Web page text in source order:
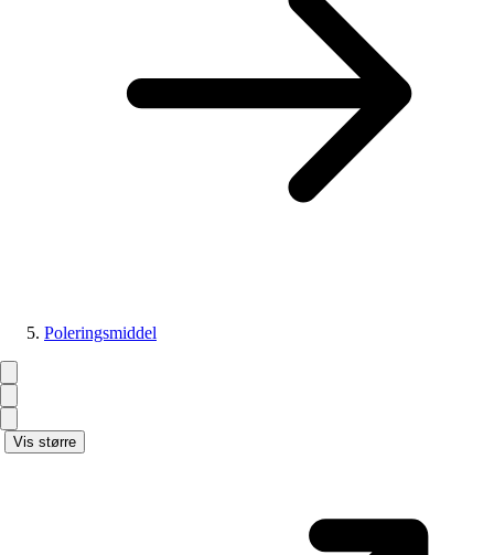
Poleringsmiddel
Vis større